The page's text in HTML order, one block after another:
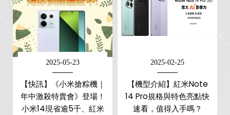
2025-05-23
【快訊】《小米搶粽機｜
年中激殺特賣會》登場！
小米14現省逾5千、紅米
2025-02-25
【機型介紹】紅米Note
14 Pro規格與特色亮點快
速看，值得入手嗎？